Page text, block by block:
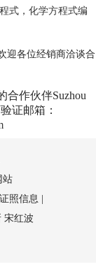
式 ， 化学方程式编
迎各位经销商洽谈合
合作伙伴Suzhou
证邮箱：
站
证照信息
宋红波